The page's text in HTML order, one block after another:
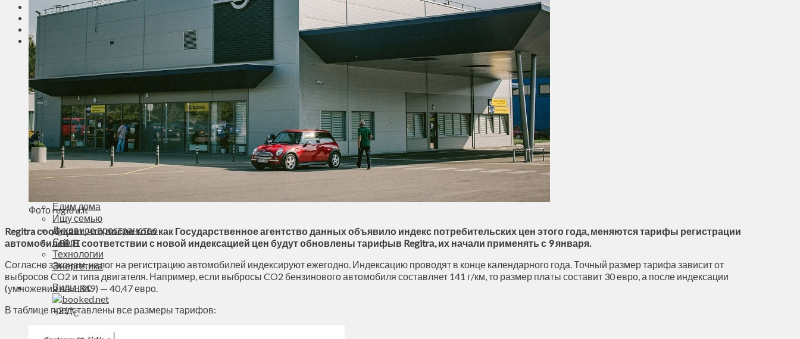
Армия
Сейм Литвы
Культура
Больше
ЛК рекомендует
Образование
Здравоохранение
Экология
Происшествия
Приграничье
Деньги
Визиты
Выборы
Агроновости
Едим дома
Ищу семью
Духовное пространство
Спорт
Технологии
Энергетика
Вильнюс
+21°C
Фото regitra.lt
Regitra сообщает, что после того как Государственное агентство данных объявило индекс потребительских цен этого года, меняются тарифы регистрации
автомобилей. В соответствии с новой индексацией цен будут обновлены тарифыв Regitrа, их начали применять с 9 января.
Согласно законам, налог на регистрацию автомобилей индексируют ежегодно. Индексацию проводят в конце календарного года. Точный размер тарифа зависит от
выбросов CO2 и типа двигателя. Например, если выбросы CO2 бензинового автомобиля составляет 141 г/км, то размер платы составит 30 евро, а после индексации
(умножения на 1,349) — 40,47 евро.
В таблице представлены все размеры тарифов: